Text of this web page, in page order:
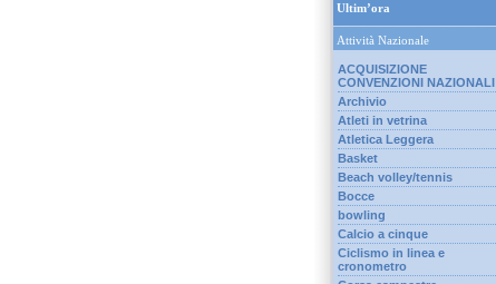
Ultim’ora
Attività Nazionale
ACQUISIZIONE
CONVENZIONI NAZIONALI
Archivio
Atleti in vetrina
Atletica Leggera
Basket
Beach volley/tennis
Bocce
bowling
Calcio a cinque
Ciclismo in linea e
cronometro